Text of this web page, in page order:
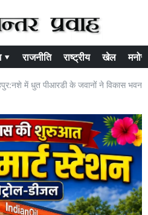
▾ राजनीति राष्ट्रीय खेल
में धुत पीआरडी के जवानों ने विकास भवन